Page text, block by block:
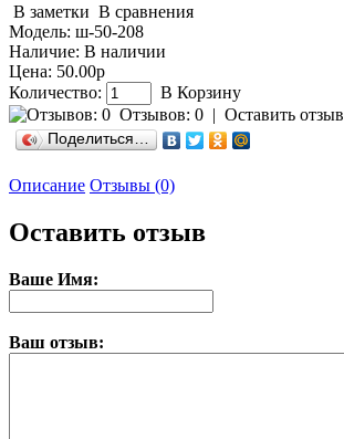
В заметки В сравнения
Модель: ш-50-208
Наличие: В наличии
Цена: 50.00р
Количество:
В Корзину
Отзывов: 0 | Оставить отзыв
Поделиться…
Описание Отзывы (0)
Оставить отзыв
Ваше Имя:
Ваш отзыв: